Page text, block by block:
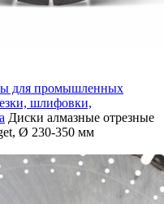
для промышленных
шлифовки,
Диски алмазные отрезные
Ø 230-350 мм